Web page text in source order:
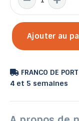
Ajouter au
FRANCO DE
4 et 5 semaines